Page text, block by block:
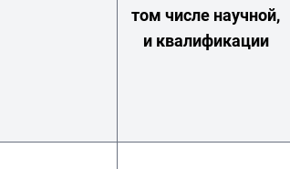
том числе научной,
и квалификации